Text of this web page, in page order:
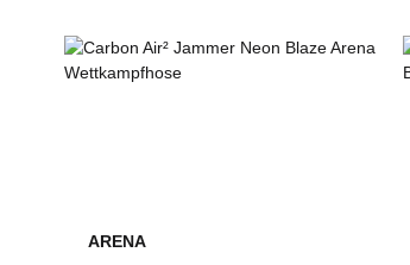
ARENA